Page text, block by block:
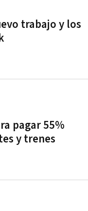
trabajo y los
pagar 55%
y trenes